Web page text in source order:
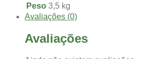
Peso 3,5 kg
Avaliações (0)
Avaliações